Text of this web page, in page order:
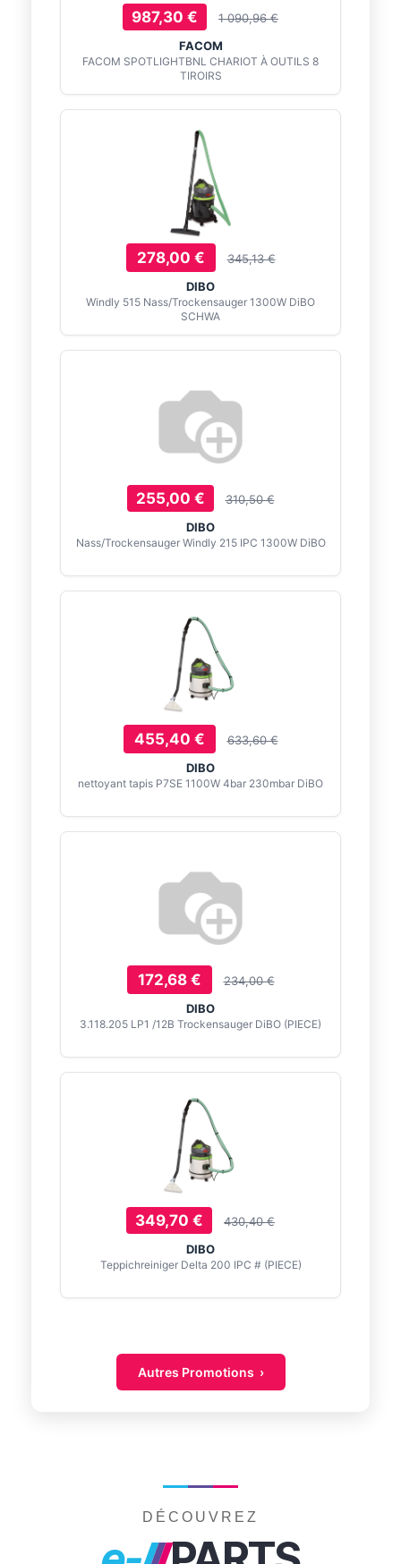
987,30 €
1 090,96 €
FACOM
FACOM SPOTLIGHTBNL CHARIOT À OUTILS 8
TIROIRS
278,00 €
345,13 €
DIBO
Windly 515 Nass/Trockensauger 1300W DiBO
SCHWA
255,00 €
310,50 €
DIBO
Nass/Trockensauger Windly 215 IPC 1300W DiBO
455,40 €
633,60 €
DIBO
nettoyant tapis P7SE 1100W 4bar 230mbar DiBO
172,68 €
234,00 €
DIBO
3.118.205 LP1 /12B Trockensauger DiBO (PIECE)
349,70 €
430,40 €
DIBO
Teppichreiniger Delta 200 IPC # (PIECE)
Autres Promotions ›
DÉCOUVREZ